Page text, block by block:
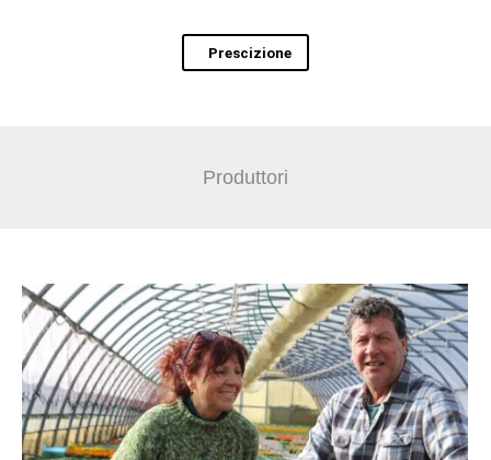
Prescizione
Produttori